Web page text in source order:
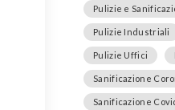
Pulizie e
Pulizie Industriali
Pulizie Uffici
Sanificazione
Sanificazione